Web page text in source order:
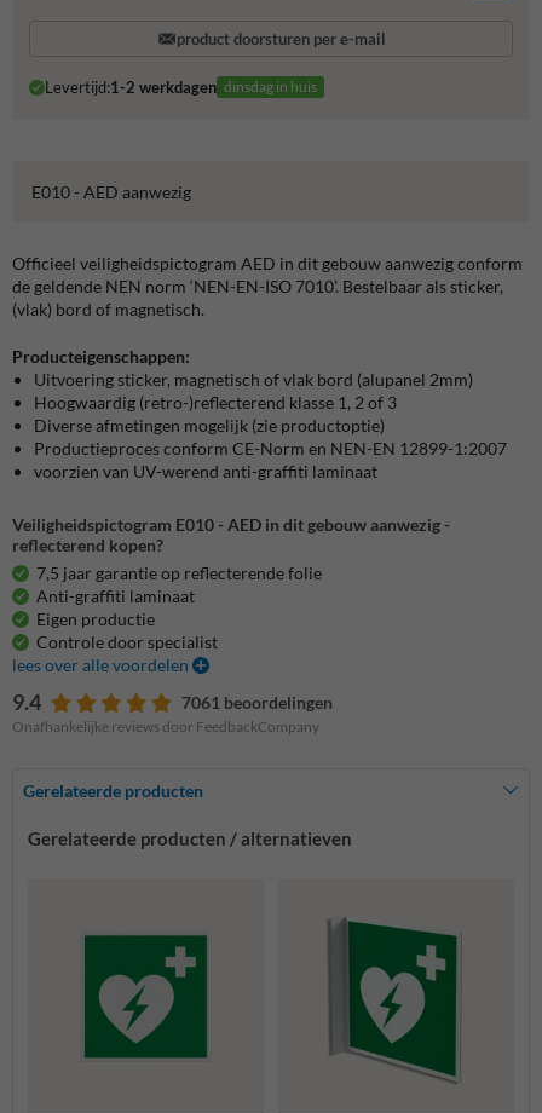
product doorsturen per e-mail
Levertijd:1-2 werkdagen dinsdag in huis
E010 - AED aanwezig
Officieel veiligheidspictogram AED in dit gebouw aanwezig conform
de geldende NEN norm ‘NEN-EN-ISO 7010’. Bestelbaar als sticker,
(vlak) bord of magnetisch.
Producteigenschappen:
Uitvoering sticker, magnetisch of vlak bord (alupanel 2mm)
Hoogwaardig (retro-)reflecterend klasse 1, 2 of 3
Diverse afmetingen mogelijk (zie productoptie)
Productieproces conform CE-Norm en NEN-EN 12899-1:2007
voorzien van UV-werend anti-graffiti laminaat
Veiligheidspictogram E010 - AED in dit gebouw aanwezig -
reflecterend kopen?
7,5 jaar garantie op reflecterende folie
Anti-graffiti laminaat
Eigen productie
Controle door specialist
lees over alle voordelen
9.4 7061 beoordelingen
Onafhankelijke reviews door FeedbackCompany
Gerelateerde producten
Gerelateerde producten / alternatieven